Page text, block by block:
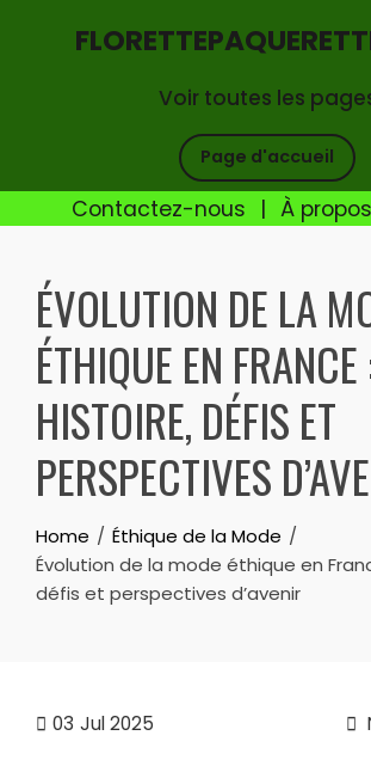
Voir toutes les
Page d'accueil
Contactez-nous | À
contentÉVOLUTION DE LA
ÉTHIQUE EN FRANCE
HISTOIRE, DÉFIS ET
PERSPECTIVES
Home
Éthique de la Mode
Évolution de la mode éthique en
défis et perspectives d’avenir
03 Jul 2025